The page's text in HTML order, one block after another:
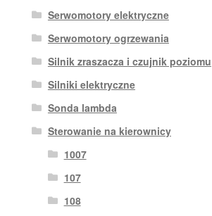
Serwomotory elektryczne
Serwomotory ogrzewania
Silnik zraszacza i czujnik poziomu
Silniki elektryczne
Sonda lambda
Sterowanie na kierownicy
1007
107
108